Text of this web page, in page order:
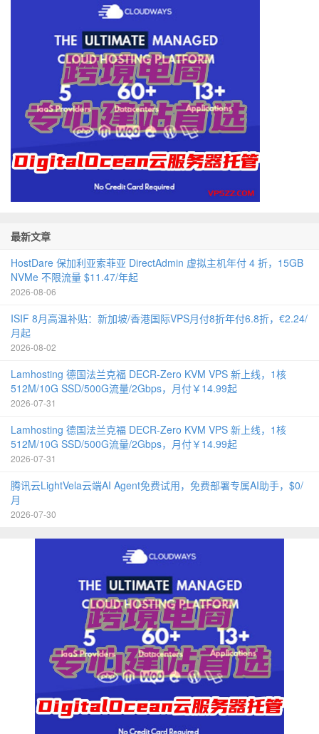
最新文章
HostDare 保加利亚索菲亚 DirectAdmin 虚拟主机年付 4 折，15GB
NVMe 不限流量 $11.47/年起
2026-08-06
ISIF 8月高温补贴：新加坡/香港国际VPS月付8折年付6.8折，€2.24/
月起
2026-08-02
Lamhosting 德国法兰克福 DECR-Zero KVM VPS 新上线，1核
512M/10G SSD/500G流量/2Gbps，月付￥14.99起
2026-07-31
Lamhosting 德国法兰克福 DECR-Zero KVM VPS 新上线，1核
512M/10G SSD/500G流量/2Gbps，月付￥14.99起
2026-07-31
腾讯云LightVela云端AI Agent免费试用，免费部署专属AI助手，$0/
月
2026-07-30